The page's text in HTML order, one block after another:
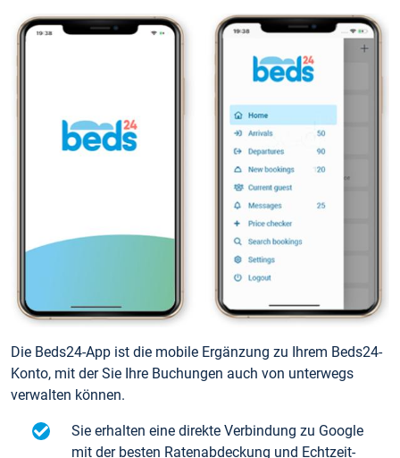
Die Beds24-App ist die mobile Ergänzung zu Ihrem Beds24-
Konto, mit der Sie Ihre Buchungen auch von unterwegs
verwalten können.
Sie erhalten eine direkte Verbindung zu Google
mit der besten Ratenabdeckung und Echtzeit-